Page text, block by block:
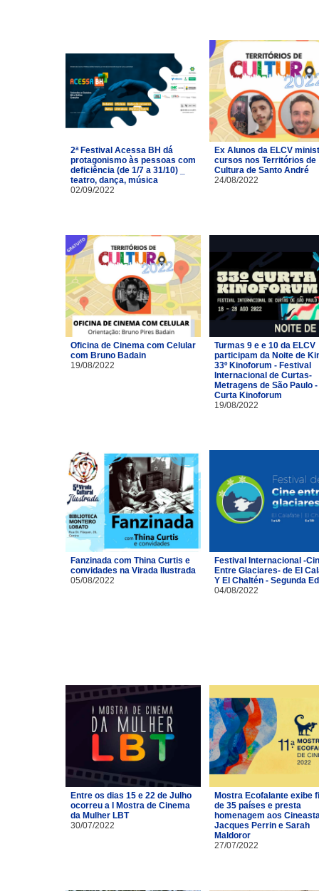
2ª Festival Acessa BH dá
protagonismo às pessoas com
deficiência (de 1/7 a 31/10) _
teatro, dança, música
02/09/2022
Ex Alunos da ELCV
cursos nos Territórios de
Cultura de Santo André
24/08/2022
Oficina de Cinema com Celular
com Bruno Badain
19/08/2022
Turmas 9 e e 10 da ELCV
participam da Noite de
33º Kinoforum - Festival
Internacional de Curtas-
Metragens de São Paulo -
Curta Kinoforum
19/08/2022
Fanzinada com Thina Curtis e
convidades na Virada Ilustrada
05/08/2022
Festival Internacional -
Entre Glaciares- de El
Y El Chaltén - Segunda
04/08/2022
Entre os dias 15 e 22 de Julho
ocorreu a I Mostra de Cinema
da Mulher LBT
30/07/2022
Mostra Ecofalante exibe
de 35 países e presta
homenagem aos
Jacques Perrin e Sarah
Maldoror
27/07/2022